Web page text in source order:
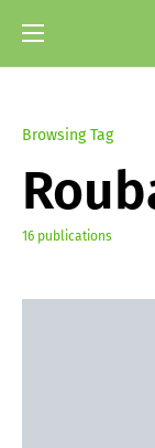
Browsing Tag
16 publications